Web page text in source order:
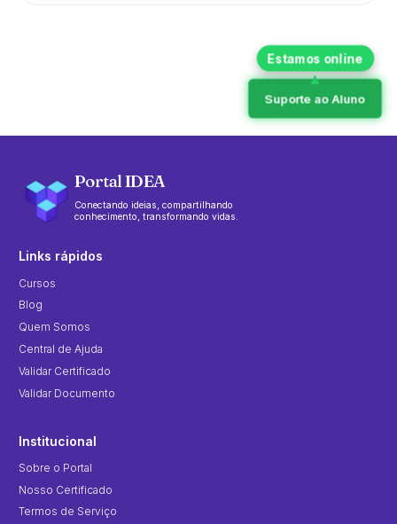
Suporte ao Aluno
Portal IDEA
Conectando ideias, compartilhando
conhecimento, transformando vidas.
Links rápidos
Cursos
Blog
Quem Somos
Central de Ajuda
Validar Certificado
Validar Documento
Institucional
Sobre o Portal
Nosso Certificado
Termos de Serviço